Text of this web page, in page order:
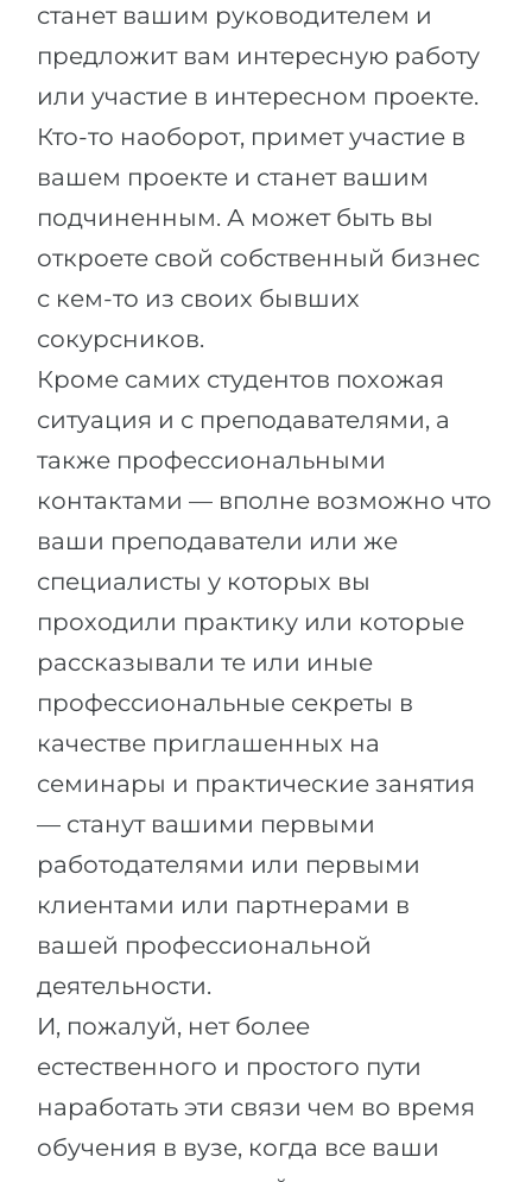
станет вашим руководителем и
предложит вам интересную работу
или участие в интересном проекте.
Кто-то наоборот, примет участие в
вашем проекте и станет вашим
подчиненным. А может быть вы
откроете свой собственный бизнес
с кем-то из своих бывших
сокурсников.
Кроме самих студентов похожая
ситуация и с преподавателями, а
также профессиональными
контактами — вполне возможно что
ваши преподаватели или же
специалисты у которых вы
проходили практику или которые
рассказывали те или иные
профессиональные секреты в
качестве приглашенных на
семинары и практические занятия
— станут вашими первыми
работодателями или первыми
клиентами или партнерами в
вашей профессиональной
деятельности.
И, пожалуй, нет более
естественного и простого пути
наработать эти связи чем во время
обучения в вузе, когда все ваши